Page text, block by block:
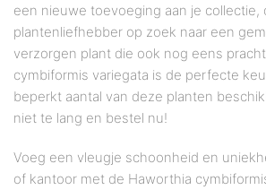
een nieuwe toevoeging aan je
plantenliefhebber op zoek naar een
verzorgen plant die ook nog eens
cymbiformis variegata is de perfecte
beperkt aantal van deze planten
niet te lang en bestel nu!
Voeg een vleugje schoonheid en
of kantoor met de Haworthia